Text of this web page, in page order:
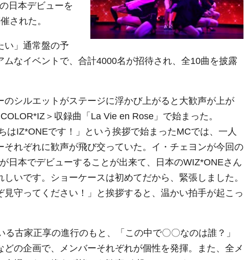
日本デビューを
された。
」通常盤の予
なイベントで、合計4000名が招待され、全10曲を披露
シルエットがステージに浮かび上がると大歓声が上が
＞収録曲「La Vie en Rose」で始まった。
はIZ*ONEです！」という挨拶で始まったMCでは、一人
れぞれに歓声が飛び交っていた。イ・チェヨンが今回の
日本でデビューすることが出来て、日本のWIZ*ONEさん
いです。ショーケースは初めてだから、緊張しました。
守ってください！」と挨拶すると、温かい拍手が起こっ
古家正享の進行のもと、「この中で〇〇なのは誰？」
の企画で、メンバーそれぞれが個性を発揮。また、全メ